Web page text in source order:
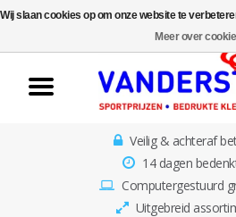
Home
Van der Storm
Sportprijzen
Awards & Beelden
Veilig & achteraf
14 dagen
Computergestuurd
Uitgebreid
Wij slaan cookies op om onze website te
Meer over